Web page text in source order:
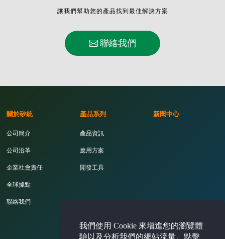
讓我們幫助您的產品找到最佳解決方案
聯絡我們
關於矽統
公司簡介
公司沿革
企業社會責任
全球據點
聯絡我們
產品系列
產品資訊
應用方案
開發工具
新聞中心
投資人專區
我們使用 Cookie 來增進您的瀏覽體
驗以及分析我們的網站流量。點擊